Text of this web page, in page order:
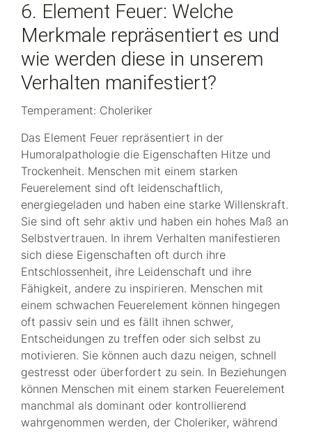
6. Element Feuer: Welche
Merkmale repräsentiert es und
wie werden diese in unserem
Verhalten manifestiert?
Temperament: Choleriker
Das Element Feuer repräsentiert in der
Humoralpathologie die Eigenschaften Hitze und
Trockenheit. Menschen mit einem starken
Feuerelement sind oft leidenschaftlich,
energiegeladen und haben eine starke Willenskraft.
Sie sind oft sehr aktiv und haben ein hohes Maß an
Selbstvertrauen. In ihrem Verhalten manifestieren
sich diese Eigenschaften oft durch ihre
Entschlossenheit, ihre Leidenschaft und ihre
Fähigkeit, andere zu inspirieren. Menschen mit
einem schwachen Feuerelement können hingegen
oft passiv sein und es fällt ihnen schwer,
Entscheidungen zu treffen oder sich selbst zu
motivieren. Sie können auch dazu neigen, schnell
gestresst oder überfordert zu sein. In Beziehungen
können Menschen mit einem starken Feuerelement
manchmal als dominant oder kontrollierend
wahrgenommen werden, der Choleriker, während